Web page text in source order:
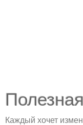
Каждый хочет